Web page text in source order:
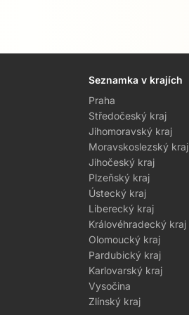
Seznamka v krajích
Praha
Středočeský kraj
Jihomoravský kraj
Moravskoslezský kraj
Jihočeský kraj
Plzeňský kraj
Ústecký kraj
Liberecký kraj
Královéhradecký kraj
Olomoucký kraj
Pardubický kraj
Karlovarský kraj
Vysočina
Zlínský kraj